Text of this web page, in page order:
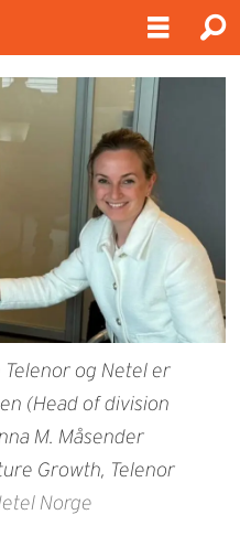
Telenor og Netel er
(Head of division
M. Måsender
Growth, Telenor
Norge